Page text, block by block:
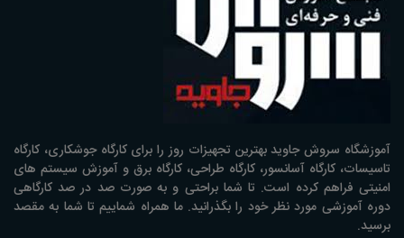
آموزشگاه سروش جاوید بهترین تجهیزات روز را برای کارگاه جوشکاری، کارگاه
تاسیسات، کارگاه آسانسور، کارگاه طراحی، کارگاه برق و آموزش سیستم های
امنیتی فراهم کرده است. تا شما براحتی و به صورت صد در صد کارگاهی
دوره آموزشی مورد نظر خود را بگذرانید. ما همراه شماییم تا شما به مقصد
برسید.